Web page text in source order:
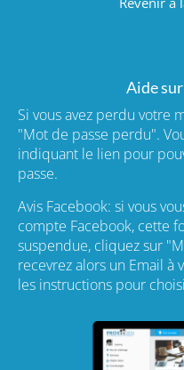
Aide
Si vous avez perdu votre
"Mot de passe perdu".
indiquant le lien pour
passe.
Avis Facebook: si vous
compte Facebook, cette
suspendue, cliquez sur
recevrez alors un Email à
les instructions pour